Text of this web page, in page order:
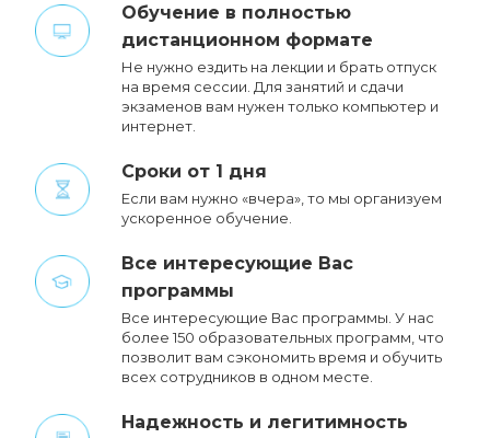
Обучение в полностью
дистанционном формате
Не нужно ездить на лекции и брать отпуск
на время сессии. Для занятий и сдачи
экзаменов вам нужен только компьютер и
интернет.
Сроки от 1 дня
Если вам нужно «вчера», то мы организуем
ускоренное обучение.
Все интересующие Вас
программы
Все интересующие Вас программы. У нас
более 150 образовательных программ, что
позволит вам сэкономить время и обучить
всех сотрудников в одном месте.
Надежность и легитимность